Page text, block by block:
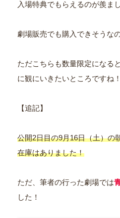
入場特典でもらえるのが羨ま
劇場販売でも購入できそうな
ただこちらも数量限定になる
に観にいきたいところですね
【追記】
公開2日目の9月16日（土）の
在庫はありました！
ただ、筆者の行った劇場では
した！